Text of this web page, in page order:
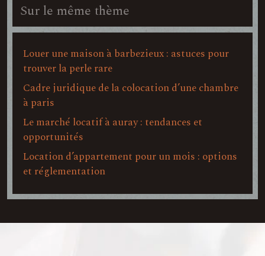
Sur le même thème
Louer une maison à barbezieux : astuces pour
trouver la perle rare
Cadre juridique de la colocation d’une chambre
à paris
Le marché locatif à auray : tendances et
opportunités
Location d’appartement pour un mois : options
et réglementation